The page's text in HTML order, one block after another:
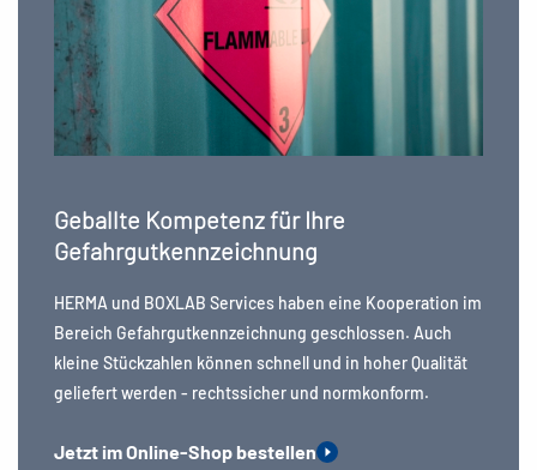
Geballte Kompetenz für Ihre
Gefahrgutkennzeichnung
HERMA und BOXLAB Services haben eine Kooperation im
Bereich Gefahrgutkennzeichnung geschlossen. Auch
kleine Stückzahlen können schnell und in hoher Qualität
geliefert werden - rechtssicher und normkonform.
Jetzt im Online-Shop bestellen